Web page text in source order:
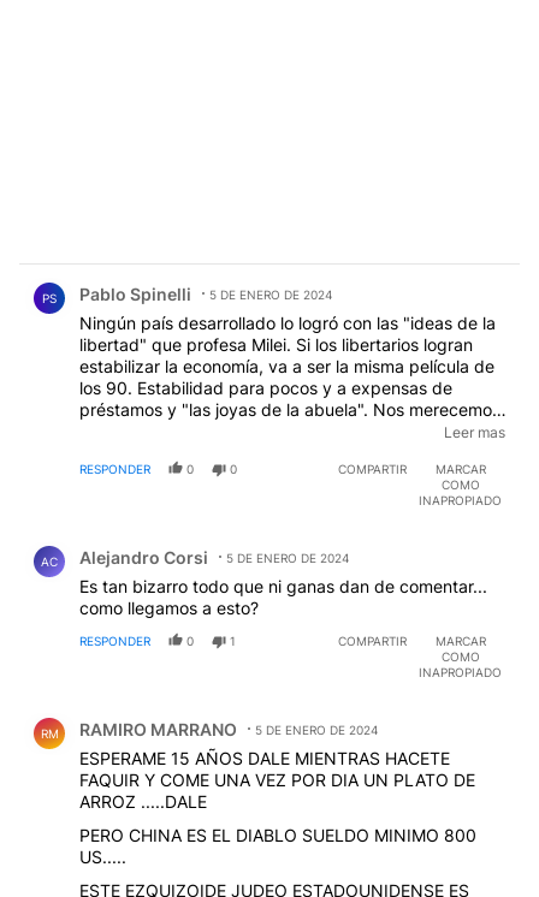
PS Pablo Spinelli 5 DE ENERO DE 2024
Ningún país desarrollado lo logró con las "ideas de la
libertad" que profesa Milei. Si los libertarios logran
estabilizar la economía, va a ser la misma película de
los 90. Estabilidad para pocos y a expensas de
préstamos y "las joyas de la abuela". Nos merecemos
un proyecto de país a mediano y largo plazo. Ni este
parche contínuo del pejotismo.
Leer mas
RESPONDER 0 0 COMPARTIR
MARCAR
COMO
INAPROPIADO
AC Alejandro Corsi 5 DE ENERO DE 2024
Es tan bizarro todo que ni ganas dan de comentar...
como llegamos a esto?
RESPONDER 0 1 COMPARTIR
MARCAR
COMO
INAPROPIADO
RM RAMIRO MARRANO 5 DE ENERO DE 2024
ESPERAME 15 AÑOS DALE MIENTRAS HACETE
FAQUIR Y COME UNA VEZ POR DIA UN PLATO DE
ARROZ .....DALE
PERO CHINA ES EL DIABLO SUELDO MINIMO 800
US.....
ESTE EZQUIZOIDE JUDEO ESTADOUNIDENSE ES